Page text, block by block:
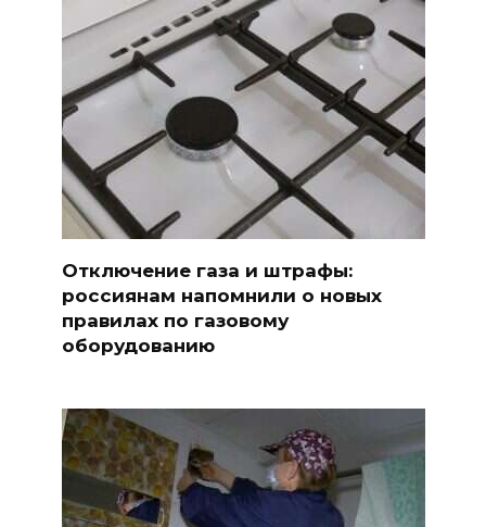
Отключение газа и штрафы:
россиянам напомнили о новых
правилах по газовому
оборудованию